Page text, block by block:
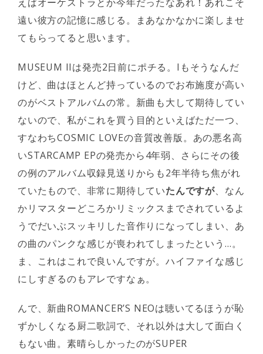
遠い彼方の記憶に感じる。まあなかなかに楽しませ
てもらってると思います。
MUSEUM IIは発売2日前にポチる。Iもそうなんだ
けど、曲はほとんど持っているのでお布施度が高い
のがベストアルバムの常。新曲も大して期待してい
ないので、私がこれを買う目的といえばただ一つ、
すなわちCOSMIC LOVEの音質改善版。あの悪名高
いSTARCAMP EPの発売から4年弱、さらにその後
の例のアルバム収録見送りからも2年半待ち焦がれ
ていたもので、非常に期待していたんですが、なん
かリマスターどころかリミックスまでされているよ
うでだいぶスッキリした音作りになってしまい、あ
の曲のパンクな感じが喪われてしまったという…。
ま、これはこれで良いんですが。ハイファイな感じ
にしすぎるのもアレですなぁ。
んで、新曲ROMANCER’S NEOは聴いてるほうが恥
ずかしくなる厨二歌詞で、それ以外は大して面白く
もない曲。素晴らしかったのがSUPER